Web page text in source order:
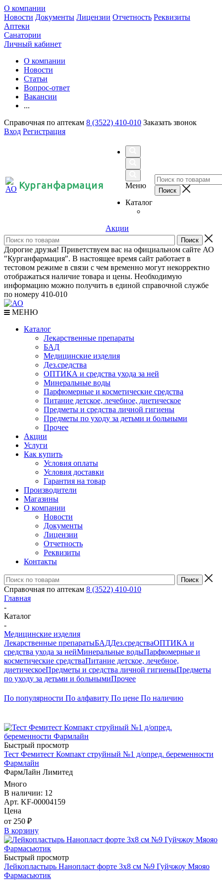
О компании
Новости Документы Лицензии Отчетность Реквизиты
Аптеки
Санатории
Личный кабинет
О компании
Новости
Статьи
Вопрос-ответ
Вакансии
...
Справочная по аптекам 8 (3522) 410-010 Заказать звонок
Вход Регистрация
Курганфармация
Меню
Каталог
Акции
Дорогие друзья! Приветствуем вас на официальном сайте АО
"Курганфармация". В настоящее время сайт работает в
тестовом режиме в связи с чем временно могут некорректно
отображаться наличие товара и цены. Необходимую
информацию можно получить в единой справочной службе
по номеру 410-010
МЕНЮ
Каталог
Лекарственные препараты
БАД
Медицинские изделия
Дез.средства
ОПТИКА и средства ухода за ней
Минеральные воды
Парфюмерные и косметические средства
Питание детское, лечебное, диетическое
Предметы и средства личной гигиены
Предметы по уходу за детьми и больными
Прочее
Акции
Услуги
Как купить
Условия оплаты
Условия доставки
Гарантия на товар
Производители
Магазины
О компании
Новости
Документы
Лицензии
Отчетность
Реквизиты
Контакты
Справочная по аптекам 8 (3522) 410-010
Главная
-
Каталог
-
Медицинские изделия
Лекарственные препаратыБАДДез.средстваОПТИКА и
средства ухода за нейМинеральные водыПарфюмерные и
косметические средстваПитание детское, лечебное,
диетическоеПредметы и средства личной гигиеныПредметы
по уходу за детьми и больнымиПрочее
По популярности По алфавиту По цене По наличию
Быстрый просмотр
Тест Фемитест Компакт струйный №1 д/опред. беременности
Фармлайн
ФармЛайн Лимитед
Много
В наличии: 12
Арт. KF-00004159
Цена
от 250 ₽
В корзину
Быстрый просмотр
Лейкопластырь Нанопласт форте 3х8 см №9 Гуйчжоу Мяояо
Фармасьютик